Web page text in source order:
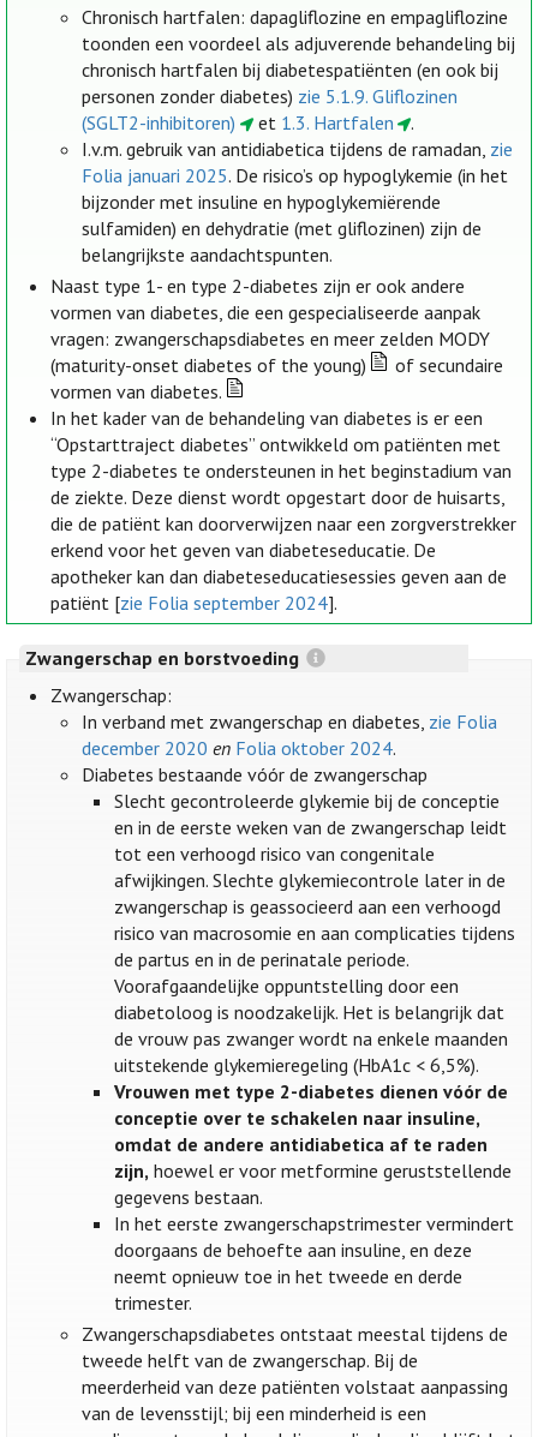
Chronisch hartfalen: dapagliflozine en empagliflozine
toonden een voordeel als adjuverende behandeling bij
chronisch hartfalen bij diabetespatiënten (en ook bij
personen zonder diabetes) zie 5.1.9. Gliflozinen
(SGLT2-inhibitoren)
et 1.3. Hartfalen
.
I.v.m. gebruik van antidiabetica tijdens de ramadan, zie
Folia januari 2025. De risico’s op hypoglykemie (in het
bijzonder met insuline en hypoglykemiërende
sulfamiden) en dehydratie (met gliflozinen) zijn de
belangrijkste aandachtspunten.
Naast type 1- en type 2-diabetes zijn er ook andere
vormen van diabetes, die een gespecialiseerde aanpak
vragen: zwangerschapsdiabetes en meer zelden MODY
(maturity-onset diabetes of the young)
of secundaire
vormen van diabetes.
In het kader van de behandeling van diabetes is er een
“Opstarttraject diabetes” ontwikkeld om patiënten met
type 2-diabetes te ondersteunen in het beginstadium van
de ziekte. Deze dienst wordt opgestart door de huisarts,
die de patiënt kan doorverwijzen naar een zorgverstrekker
erkend voor het geven van diabeteseducatie. De
apotheker kan dan diabeteseducatiesessies geven aan de
patiënt [zie Folia september 2024].
Zwangerschap en borstvoeding
Zwangerschap:
In verband met zwangerschap en diabetes, zie Folia
december 2020 en Folia oktober 2024.
Diabetes bestaande vóór de zwangerschap
Slecht gecontroleerde glykemie bij de conceptie
en in de eerste weken van de zwangerschap leidt
tot een verhoogd risico van congenitale
afwijkingen. Slechte glykemiecontrole later in de
zwangerschap is geassocieerd aan een verhoogd
risico van macrosomie en aan complicaties tijdens
de partus en in de perinatale periode.
Voorafgaandelijke oppuntstelling door een
diabetoloog is noodzakelijk. Het is belangrijk dat
de vrouw pas zwanger wordt na enkele maanden
uitstekende glykemieregeling (HbA1c < 6,5%).
Vrouwen met type 2-diabetes dienen vóór de
conceptie over te schakelen naar insuline,
omdat de andere antidiabetica af te raden
zijn,hoewel er voor metformine geruststellende
gegevens bestaan.
In het eerste zwangerschapstrimester vermindert
doorgaans de behoefte aan insuline, en deze
neemt opnieuw toe in het tweede en derde
trimester.
Zwangerschapsdiabetes ontstaat meestal tijdens de
tweede helft van de zwangerschap. Bij de
meerderheid van deze patiënten volstaat aanpassing
van de levensstijl; bij een minderheid is een